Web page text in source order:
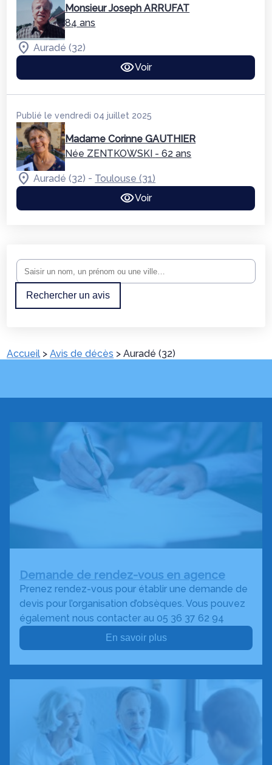
Monsieur Joseph ARRUFAT
84 ans
Auradé (32)
Voir
Publié le vendredi 04 juillet 2025
Madame Corinne GAUTHIER
Née ZENTKOWSKI - 62 ans
Auradé (32) - Toulouse (31)
Voir
Rechercher un avis
Accueil >Avis de décès >Auradé (32)
Demande de rendez-vous en agence
Prenez rendez-vous pour établir une demande de
devis pour l’organisation d’obsèques. Vous pouvez
également nous contacter au 05 36 37 62 94
En savoir plus